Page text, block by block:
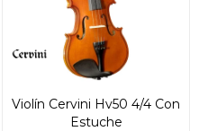
Violín Cervini Hv50 4/4 Con
Estuche